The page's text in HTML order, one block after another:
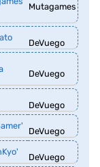
Mutagames
DeVuego
DeVuego
DeVuego
DeVuego
DeVuego